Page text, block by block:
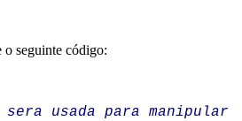
o seguinte código:
usada para manipular